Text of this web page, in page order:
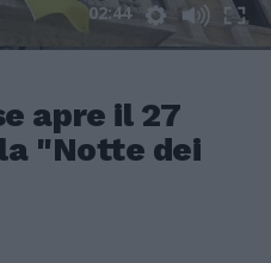
02:44
apre il 27
"Notte dei